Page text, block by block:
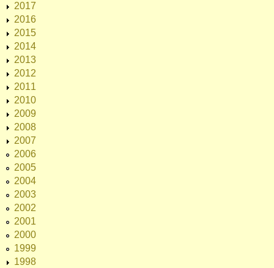
2017
2016
2015
2014
2013
2012
2011
2010
2009
2008
2007
2006
2005
2004
2003
2002
2001
2000
1999
1998